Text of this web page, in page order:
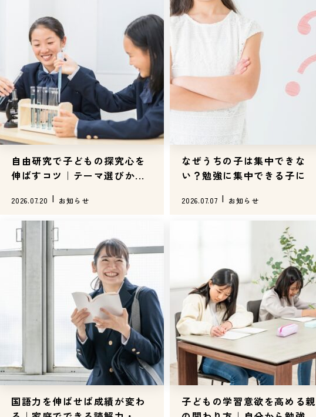
自由研究で子どもの探究心を
伸ばすコツ｜テーマ選びか...
2026.07.20 お知らせ
なぜうちの子は集中できな
い？勉強に集中できる子に
2026.07.07 お知らせ
国語力を伸ばせば成績が変わ
子どもの学習意欲を高める親